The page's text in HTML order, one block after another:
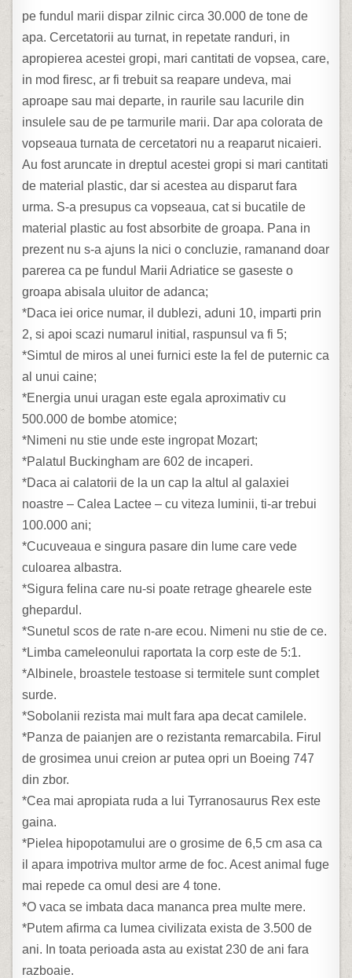
pe fundul marii dispar zilnic circa 30.000 de tone de
apa. Cercetatorii au turnat, in repetate randuri, in
apropierea acestei gropi, mari cantitati de vopsea, care,
in mod firesc, ar fi trebuit sa reapare undeva, mai
aproape sau mai departe, in raurile sau lacurile din
insulele sau de pe tarmurile marii. Dar apa colorata de
vopseaua turnata de cercetatori nu a reaparut nicaieri.
Au fost aruncate in dreptul acestei gropi si mari cantitati
de material plastic, dar si acestea au disparut fara
urma. S-a presupus ca vopseaua, cat si bucatile de
material plastic au fost absorbite de groapa. Pana in
prezent nu s-a ajuns la nici o concluzie, ramanand doar
parerea ca pe fundul Marii Adriatice se gaseste o
groapa abisala uluitor de adanca;
*Daca iei orice numar, il dublezi, aduni 10, imparti prin
2, si apoi scazi numarul initial, raspunsul va fi 5;
*Simtul de miros al unei furnici este la fel de puternic ca
al unui caine;
*Energia unui uragan este egala aproximativ cu
500.000 de bombe atomice;
*Nimeni nu stie unde este ingropat Mozart;
*Palatul Buckingham are 602 de incaperi.
*Daca ai calatorii de la un cap la altul al galaxiei
noastre – Calea Lactee – cu viteza luminii, ti-ar trebui
100.000 ani;
*Cucuveaua e singura pasare din lume care vede
culoarea albastra.
*Sigura felina care nu-si poate retrage ghearele este
ghepardul.
*Sunetul scos de rate n-are ecou. Nimeni nu stie de ce.
*Limba cameleonului raportata la corp este de 5:1.
*Albinele, broastele testoase si termitele sunt complet
surde.
*Sobolanii rezista mai mult fara apa decat camilele.
*Panza de paianjen are o rezistanta remarcabila. Firul
de grosimea unui creion ar putea opri un Boeing 747
din zbor.
*Cea mai apropiata ruda a lui Tyrranosaurus Rex este
gaina.
*Pielea hipopotamului are o grosime de 6,5 cm asa ca
il apara impotriva multor arme de foc. Acest animal fuge
mai repede ca omul desi are 4 tone.
*O vaca se imbata daca mananca prea multe mere.
*Putem afirma ca lumea civilizata exista de 3.500 de
ani. In toata perioada asta au existat 230 de ani fara
razboaie.